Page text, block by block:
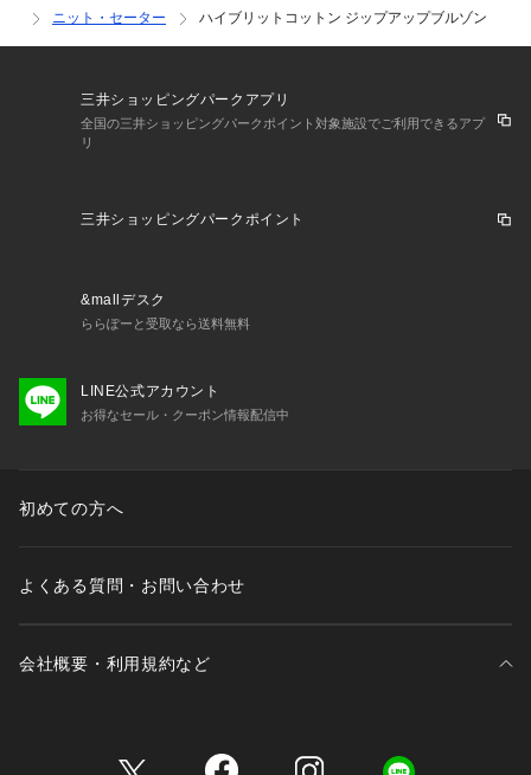
ニット・セーター
ハイブリットコットン ジップアップブルゾン
三井ショッピングパークアプリ
全国の三井ショッピングパークポイント対象施設でご利用できるアプ
リ
三井ショッピングパークポイント
&mallデスク
ららぽーと受取なら送料無料
LINE公式アカウント
お得なセール・クーポン情報配信中
初めての方へ
よくある質問・お問い合わせ
会社概要・利用規約など